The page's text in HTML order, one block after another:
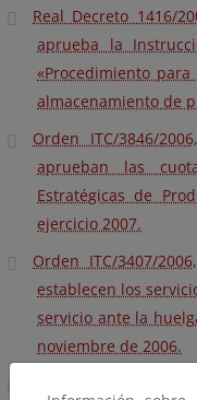
Real Decreto 1416/
aprueba la
«Procedimiento
almacenamiento de
Orden ITC/3846/
aprueban las
Estratégicas de
ejercicio 2007.
Orden ITC/3407/
establecen los
servicio ante la
noviembre de 2006.
Resolución de 6